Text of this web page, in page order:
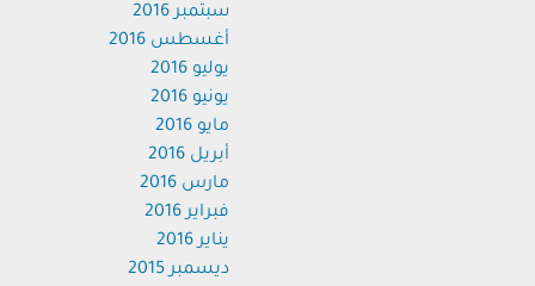
سبتمبر 2016
أغسطس 2016
يوليو 2016
يونيو 2016
مايو 2016
أبريل 2016
مارس 2016
فبراير 2016
يناير 2016
ديسمبر 2015